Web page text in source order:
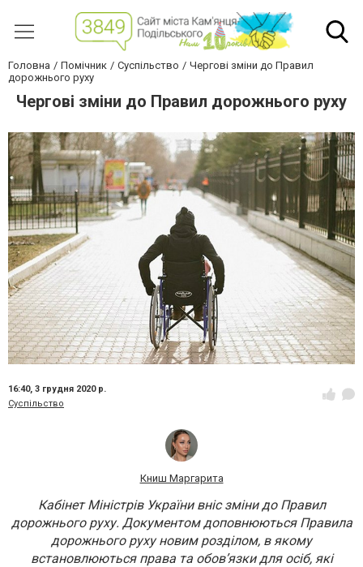
Головна Помічник Суспільство
Чергові зміни до Правил
дорожнього руху
Чергові зміни до Правил дорожнього руху
16:40, 3 грудня 2020 р.
Суспільство
Книш Маргарита
Кабінет Міністрів України вніс зміни до Правил
дорожнього руху. Документом доповнюються Правила
дорожнього руху новим розділом, в якому
встановлюються права та обов’язки для осіб, які